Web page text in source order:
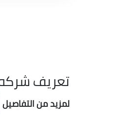
تعريف شركه
لمزيد من التفاصيل